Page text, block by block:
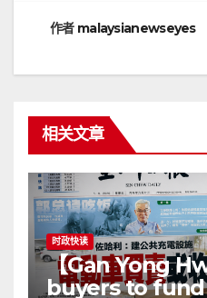
作者 malaysianewseyes
相关文章
时政快读
【Gan Yong
buyers to